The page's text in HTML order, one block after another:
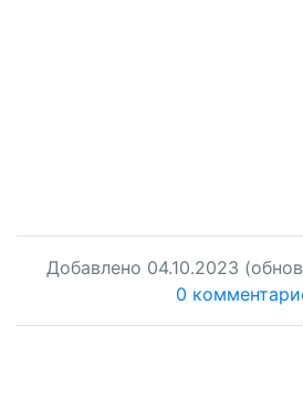
Добавлено 04.10.2023
0